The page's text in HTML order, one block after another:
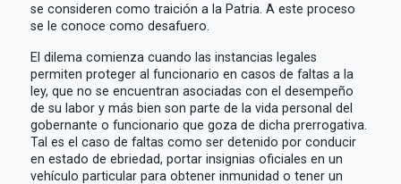
se consideren como traición a la Patria. A este proceso
se le conoce como desafuero.
El dilema comienza cuando las instancias legales
permiten proteger al funcionario en casos de faltas a la
ley, que no se encuentran asociadas con el desempeño
de su labor y más bien son parte de la vida personal del
gobernante o funcionario que goza de dicha prerrogativa.
Tal es el caso de faltas como ser detenido por conducir
en estado de ebriedad, portar insignias oficiales en un
vehículo particular para obtener inmunidad o tener un